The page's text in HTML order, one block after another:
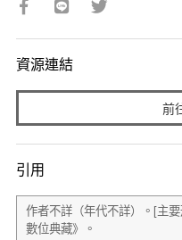
資源連結
前
引用